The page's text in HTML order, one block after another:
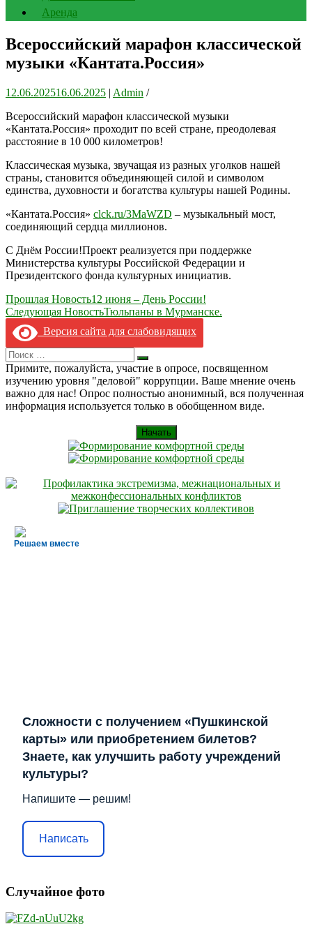
Аренда
Всероссийский марафон классической
музыки «Кантата.Россия»
12.06.202516.06.2025 | Admin /
Всероссийский марафон классической музыки
«Кантата.Россия» проходит по всей стране, преодолевая
расстояние в 10 000 километров!
Классическая музыка, звучащая из разных уголков нашей
страны, становится объединяющей силой и символом
единства, духовности и богатства культуры нашей Родины.
«Кантата.Россия» clck.ru/3MaWZD – музыкальный мост,
соединяющий сердца миллионов.
С Днём России!Проект реализуется при поддержке
Министерства культуры Российской Федерации и
Президентского фонда культурных инициатив.
Навигация
по
записям
Прошлая Новость12 июня – День России!
Следующая НовостьТюльпаны в Мурманске.
Версия сайта для слабовидящих
Search
for:
Искать
Примите, пожалуйста, участие в опросе, посвященном
изучению уровня "деловой" коррупции. Ваше мнение очень
важно для нас! Опрос полностью анонимный, вся полученная
информация используется только в обобщенном виде.
Начать
Решаем вместе
Сложности с получением «Пушкинской
карты» или приобретением билетов?
Знаете, как улучшить работу учреждений
культуры?
Напишите — решим!
Написать
Случайное фото